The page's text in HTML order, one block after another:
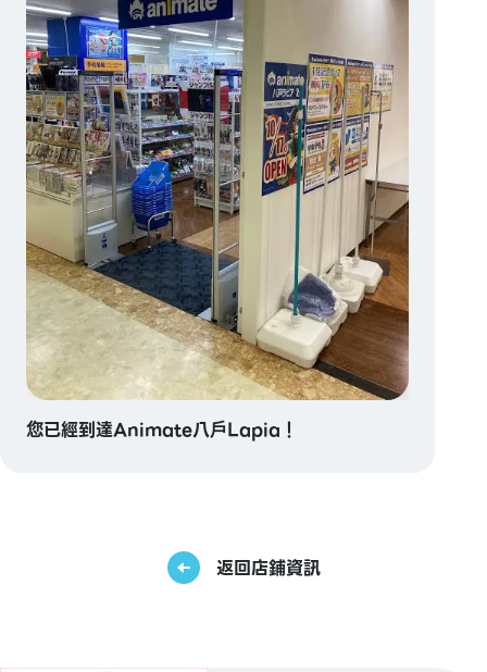
您已經到達Animate八戶Lapia！
返回店鋪資訊